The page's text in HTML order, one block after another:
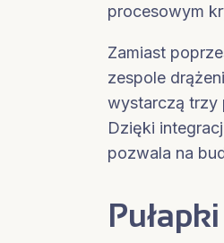
procesowym
Zamiast
zespole
wystarczą trzy
Dzięki
pozwala na